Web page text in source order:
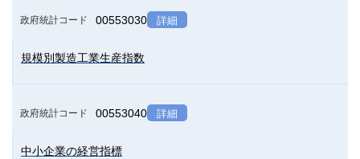
政府統計コード 00553030 詳細
規模別製造工業生産指数
政府統計コード 00553040 詳細
中小企業の経営指標